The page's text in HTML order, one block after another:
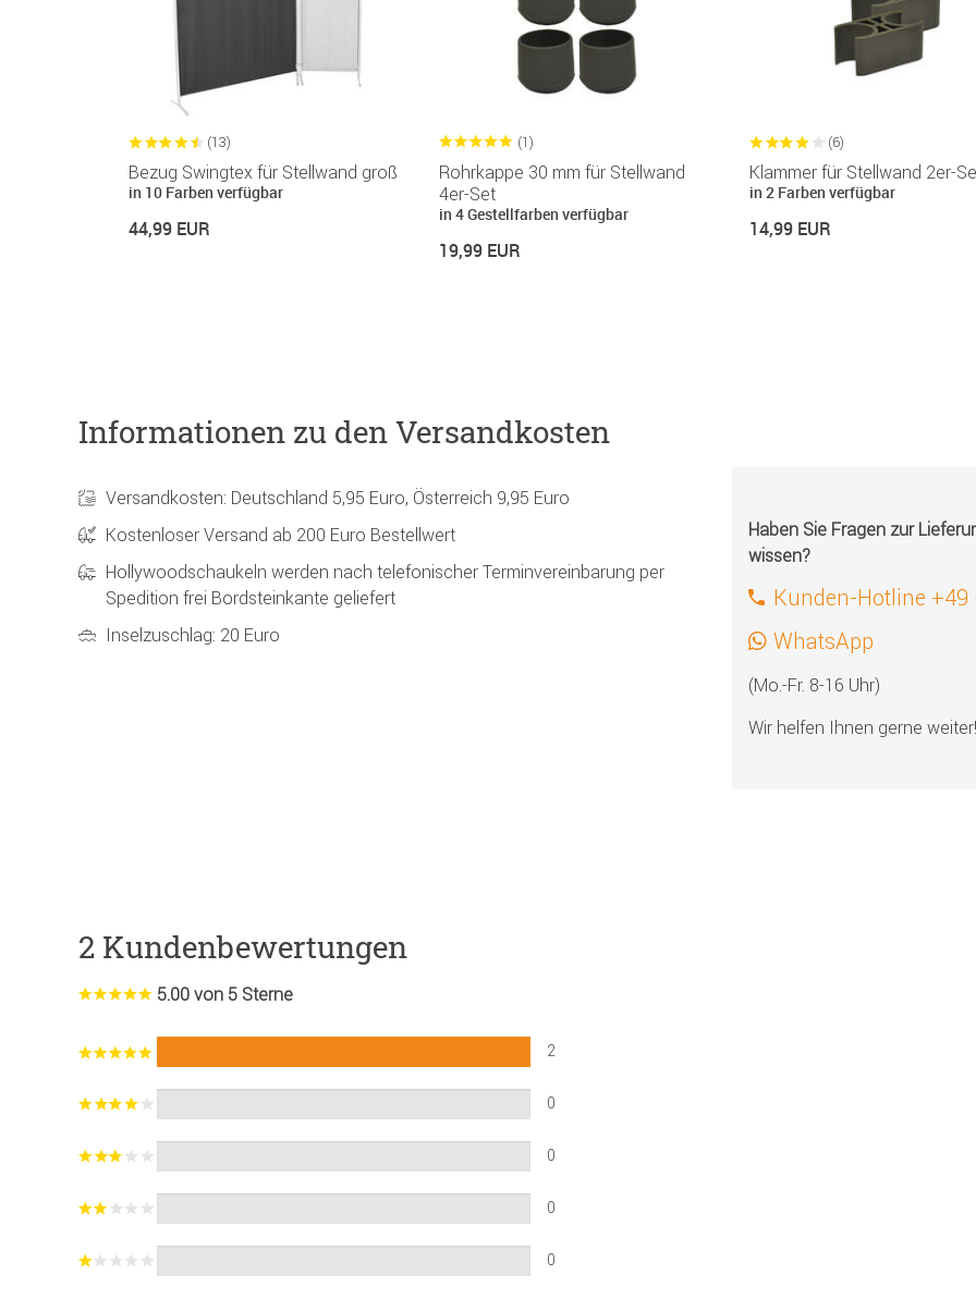
(13)
Bezug Swingtex für Stellwand groß
in 10 Farben verfügbar
44,99 EUR
(1)
Rohrkappe 30 mm für Stellwand
4er-Set
in 4 Gestellfarben verfügbar
19,99 EUR
(6)
Klammer für Stellwand 2er-
in 2 Farben verfügbar
14,99 EUR
Informationen zu den Versandkosten
Versandkosten: Deutschland 5,95 Euro, Österreich 9,95 Euro
Kostenloser Versand ab 200 Euro Bestellwert
Hollywoodschaukeln werden nach telefonischer Terminvereinbarung per
Spedition frei Bordsteinkante geliefert
Inselzuschlag: 20 Euro
Haben Sie Fragen zur
wissen?
Kunden-Hotline +49
WhatsApp
(Mo.-Fr. 8-16 Uhr)
Wir helfen Ihnen gerne weiter!
2 Kundenbewertungen
5.00 von 5 Sterne
2
0
0
0
0